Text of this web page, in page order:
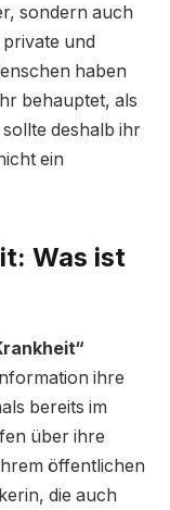
sondern auch
und
haben
behauptet, als
deshalb ihr
ein
Was ist
ihre
bereits im
über ihre
öffentlichen
die auch